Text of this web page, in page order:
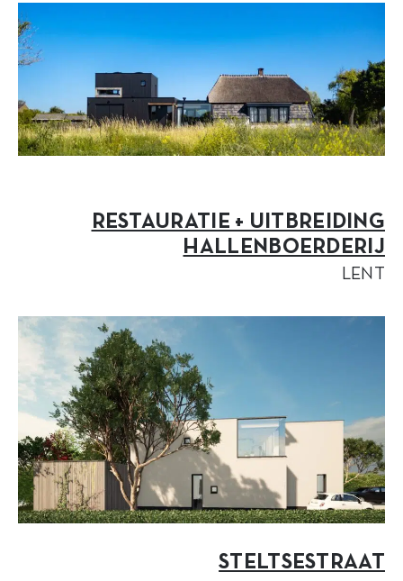
RESTAURATIE + UITBREIDING
HALLENBOERDERIJ
LENT
STELTSESTRAAT